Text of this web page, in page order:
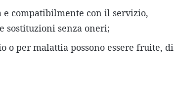
compatibilmente con il servizio,
sostituzioni senza oneri;
o per malattia possono essere fruite, di